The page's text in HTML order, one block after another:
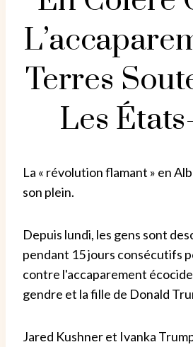
Terres
Les
La « révolution flamant » en
son plein.
Depuis lundi, les gens sont
pendant 15 jours consécutifs
contre l'accaparement
gendre et la fille de Donald
Jared Kushner et Ivanka